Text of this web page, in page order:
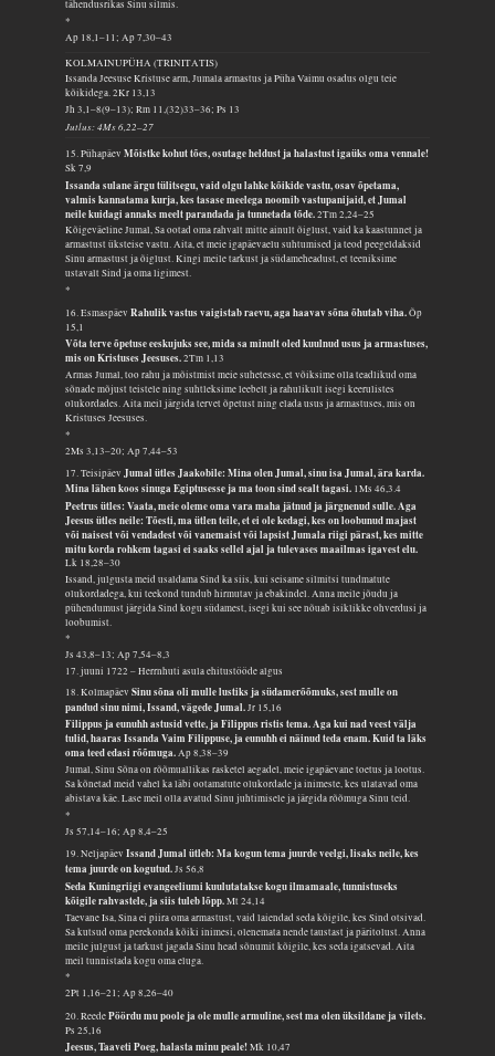
tähendusrikas Sinu silmis.
*
Ap 18,1–11; Ap 7,30–43
KOLMAINUPÜHA (TRINITATIS)
Issanda Jeesuse Kristuse arm, Jumala armastus ja Püha Vaimu osadus olgu teie
kõikidega.2Kr 13,13
Jh 3,1–8(9–13); Rm 11,(32)33–36; Ps 13
Jutlus: 4Ms 6,22–27
15. PühapäevMõistke kohut tões, osutage heldust ja halastust igaüks oma vennale!
Sk 7,9
Issanda sulane ärgu tülitsegu, vaid olgu lahke kõikide vastu, osav õpetama,
valmis kannatama kurja, kes tasase meelega noomib vastupanijaid, et Jumal
neile kuidagi annaks meelt parandada ja tunnetada tõde.2Tm 2,24–25
Kõigeväeline Jumal, Sa ootad oma rahvalt mitte ainult õiglust, vaid ka kaastunnet ja
armastust üksteise vastu. Aita, et meie igapäevaelu suhtumised ja teod peegeldaksid
Sinu armastust ja õiglust. Kingi meile tarkust ja südameheadust, et teeniksime
ustavalt Sind ja oma ligimest.
*
16. EsmaspäevRahulik vastus vaigistab raevu, aga haavav sõna õhutab viha.Õp
15,1
Võta terve õpetuse eeskujuks see, mida sa minult oled kuulnud usus ja armastuses,
mis on Kristuses Jeesuses.2Tm 1,13
Armas Jumal, too rahu ja mõistmist meie suhetesse, et võiksime olla teadlikud oma
sõnade mõjust teistele ning suhtleksime leebelt ja rahulikult isegi keerulistes
olukordades. Aita meil järgida tervet õpetust ning elada usus ja armastuses, mis on
Kristuses Jeesuses.
*
2Ms 3,13–20; Ap 7,44–53
17. TeisipäevJumal ütles Jaakobile: Mina olen Jumal, sinu isa Jumal, ära karda.
Mina lähen koos sinuga Egiptusesse ja ma toon sind sealt tagasi. 1Ms 46,3.4
Peetrus ütles: Vaata, meie oleme oma vara maha jätnud ja järgnenud sulle. Aga
Jeesus ütles neile: Tõesti, ma ütlen teile, et ei ole kedagi, kes on loobunud majast
või naisest või vendadest või vanemaist või lapsist Jumala riigi pärast, kes mitte
mitu korda rohkem tagasi ei saaks sellel ajal ja tulevases maailmas igavest elu.
Lk 18,28–30
Issand, julgusta meid usaldama Sind ka siis, kui seisame silmitsi tundmatute
olukordadega, kui teekond tundub hirmutav ja ebakindel. Anna meile jõudu ja
pühendumust järgida Sind kogu südamest, isegi kui see nõuab isiklikke ohverdusi ja
loobumist.
*
Js 43,8–13; Ap 7,54–8,3
17. juuni 1722 – Herrnhuti asula ehitustööde algus
18. KolmapäevSinu sõna oli mulle lustiks ja südamerõõmuks, sest mulle on
pandud sinu nimi, Issand, vägede Jumal.Jr 15,16
Filippus ja eunuhh astusid vette, ja Filippus ristis tema. Aga kui nad veest välja
tulid, haaras Issanda Vaim Filippuse, ja eunuhh ei näinud teda enam. Kuid ta läks
oma teed edasi rõõmuga.Ap 8,38–39
Jumal, Sinu Sõna on rõõmuallikas rasketel aegadel, meie igapäevane toetus ja lootus.
Sa kõnetad meid vahel ka läbi ootamatute olukordade ja inimeste, kes ulatavad oma
abistava käe. Lase meil olla avatud Sinu juhtimisele ja järgida rõõmuga Sinu teid.
*
Js 57,14–16; Ap 8,4–25
19. NeljapäevIssand Jumal ütleb: Ma kogun tema juurde veelgi, lisaks neile, kes
tema juurde on kogutud.Js 56,8
Seda Kuningriigi evangeeliumi kuulutatakse kogu ilmamaale, tunnistuseks
kõigile rahvastele, ja siis tuleb lõpp.Mt 24,14
Taevane Isa, Sina ei piira oma armastust, vaid laiendad seda kõigile, kes Sind otsivad.
Sa kutsud oma perekonda kõiki inimesi, olenemata nende taustast ja päritolust. Anna
meile julgust ja tarkust jagada Sinu head sõnumit kõigile, kes seda igatsevad. Aita
meil tunnistada kogu oma eluga.
*
2Pt 1,16–21; Ap 8,26–40
20. ReedePöördu mu poole ja ole mulle armuline, sest ma olen üksildane ja vilets.
Ps 25,16
Jeesus, Taaveti Poeg, halasta minu peale!Mk 10,47